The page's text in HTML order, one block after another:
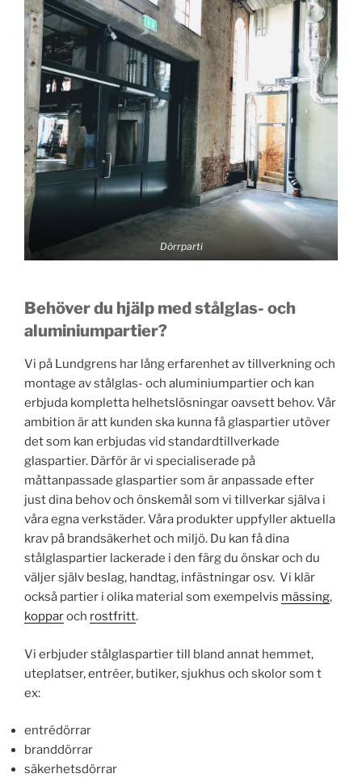
Dörrparti
Behöver du hjälp med stålglas- och
aluminiumpartier?
Vi på Lundgrens har lång erfarenhet av tillverkning och
montage av stålglas- och aluminiumpartier och kan
erbjuda kompletta helhetslösningar oavsett behov. Vår
ambition är att kunden ska kunna få glaspartier utöver
det som kan erbjudas vid standardtillverkade
glaspartier. Därför är vi specialiserade på
måttanpassade glaspartier som är anpassade efter
just dina behov och önskemål som vi tillverkar själva i
våra egna verkstäder. Våra produkter uppfyller aktuella
krav på brandsäkerhet och miljö. Du kan få dina
stålglaspartier lackerade i den färg du önskar och du
väljer själv beslag, handtag, infästningar osv. Vi klär
också partier i olika material som exempelvis mässing,
kopparoch rostfritt.
Vi erbjuder stålglaspartier till bland annat hemmet,
uteplatser, entréer, butiker, sjukhus och skolor som t
ex:
entrédörrar
branddörrar
säkerhetsdörrar